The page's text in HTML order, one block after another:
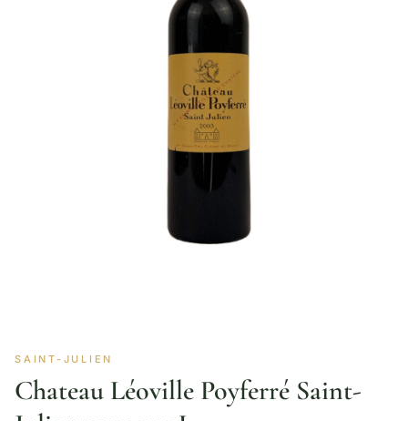
SAINT-JULIEN
Chateau Léoville Poyferré Saint-